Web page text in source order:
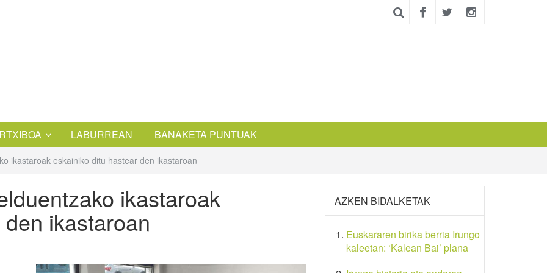
LABURREAN BANAKETA PUNTUAK
ikastaroak eskainiko ditu hastear den ikastaroan
ikastaroak
ikastaroan
AZKEN BIDALKETAK
Euskararen birika berria Irungo
kaleetan: ‘Kalean Bai’ plana